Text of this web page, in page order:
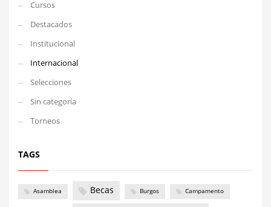
Cursos
Destacados
Institucional
Internacional
Selecciones
Sin categoría
Torneos
TAGS
Asamblea Becas Burgos Campamento